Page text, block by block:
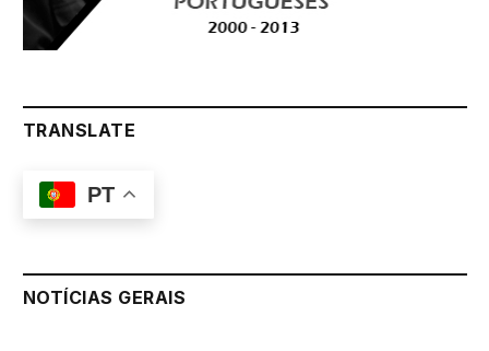
TRANSLATE
PT
NOTÍCIAS GERAIS